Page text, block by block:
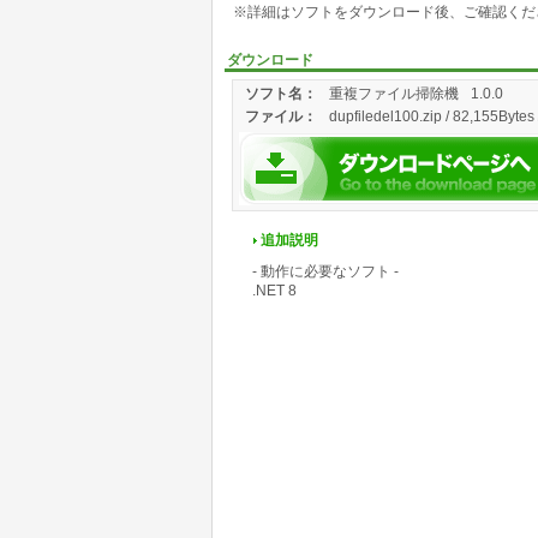
※詳細はソフトをダウンロード後、ご確認くだ
ダウンロード
ソフト名：
重複ファイル掃除機 1.0.0
ファイル： dupfiledel100.zip / 82,155Bytes
追加説明
- 動作に必要なソフト -
.NET 8